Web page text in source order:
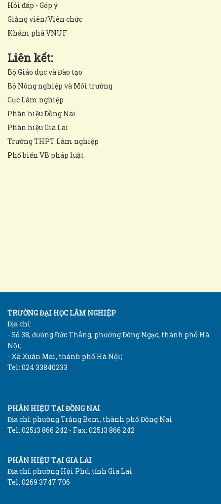
Hỏi đáp - Góp ý
Giảng viên/Viên chức
Khám phá VNUF
Liên kết:
Bộ Giáo dục và Đào tạo
Bộ Nông nghiệp và Môi trường
Cục Lâm nghiệp
Phân hiệu Đồng Nai
Phân hiệu Gia Lai
Trường THPT Lâm nghiệp
Phổ biến VB pháp luật
TRƯỜNG ĐẠI HỌC LÂM NGHIỆP
Địa chỉ:
- Số 38, đường Đức Thắng, phường Đông Ngạc, thành phố Hà
Nội;
- Xã Xuân Mai, thành phố Hà Nội;
Tel: 024 33840233
PHÂN HIỆU TẠI ĐỒNG NAI
Địa chỉ: phường Trảng Bom, thành phố Đồng Nai
Tel: 02513 866 242 - Fax: 02513 866 242
PHÂN HIỆU TẠI GIA LAI
Địa chỉ: phường Hội Phú, tỉnh Gia Lai
Tel: 0269 3747 706